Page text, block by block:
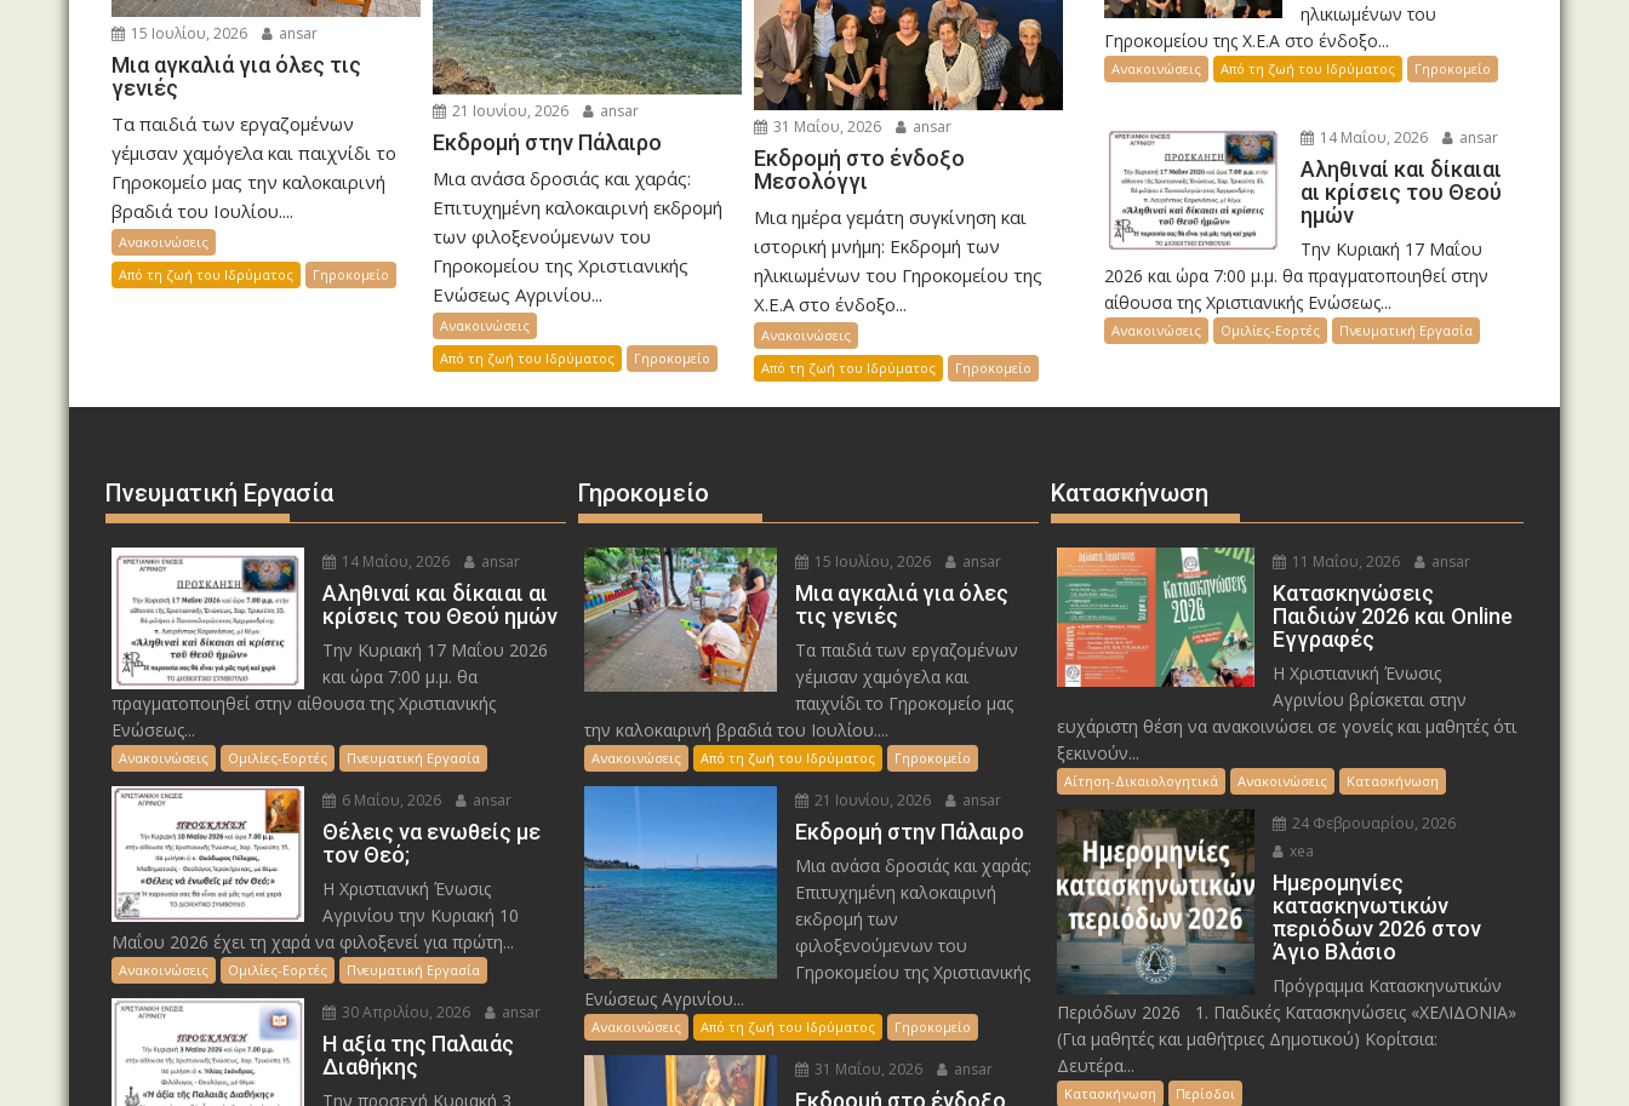
15 Ιουλίου, 2026 ansar
Μια αγκαλιά για όλες τις
γενιές
Τα παιδιά των εργαζομένων
γέμισαν χαμόγελα και παιχνίδι το
Γηροκομείο μας την καλοκαιρινή
βραδιά του Ιουλίου....
Ανακοινώσεις
Από τη ζωή του Ιδρύματος
Γηροκομείο
21 Ιουνίου, 2026 ansar
Εκδρομή στην Πάλαιρο
Μια ανάσα δροσιάς και χαράς:
Επιτυχημένη καλοκαιρινή εκδρομή
των φιλοξενούμενων του
Γηροκομείου της Χριστιανικής
Ενώσεως Αγρινίου...
Ανακοινώσεις
Από τη ζωή του Ιδρύματος
Γηροκομείο
31 Μαΐου, 2026 ansar
Εκδρομή στο ένδοξο
Μεσολόγγι
Μια ημέρα γεμάτη συγκίνηση και
ιστορική μνήμη: Εκδρομή των
ηλικιωμένων του Γηροκομείου της
Χ.Ε.Α στο ένδοξο...
Ανακοινώσεις
Από τη ζωή του Ιδρύματος
Γηροκομείο
ηλικιωμένων του
Γηροκομείου της Χ.Ε.Α στο ένδοξο...
Ανακοινώσεις Από τη ζωή του Ιδρύματος Γηροκομείο
14 Μαΐου, 2026 ansar
Αληθιναί και δίκαιαι
αι κρίσεις του Θεού
ημών
Την Κυριακή 17 Μαΐου
2026 και ώρα 7:00 μ.μ. θα πραγματοποιηθεί στην
αίθουσα της Χριστιανικής Ενώσεως...
Ανακοινώσεις Ομιλίες-Εορτές Πνευματική Εργασία
Πνευματική Εργασία
14 Μαΐου, 2026 ansar
Αληθιναί και δίκαιαι αι
κρίσεις του Θεού ημών
Την Κυριακή 17 Μαΐου 2026
και ώρα 7:00 μ.μ. θα
πραγματοποιηθεί στην αίθουσα της Χριστιανικής
Ενώσεως...
Ανακοινώσεις Ομιλίες-Εορτές Πνευματική Εργασία
6 Μαΐου, 2026 ansar
Θέλεις να ενωθείς με
τον Θεό;
Η Χριστιανική Ένωσις
Αγρινίου την Κυριακή 10
Μαΐου 2026 έχει τη χαρά να φιλοξενεί για πρώτη...
Ανακοινώσεις Ομιλίες-Εορτές Πνευματική Εργασία
30 Απριλίου, 2026 ansar
Η αξία της Παλαιάς
Διαθήκης
Την προσεχή Κυριακή 3
Γηροκομείο
15 Ιουλίου, 2026 ansar
Μια αγκαλιά για όλες
τις γενιές
Τα παιδιά των εργαζομένων
γέμισαν χαμόγελα και
παιχνίδι το Γηροκομείο μας
την καλοκαιρινή βραδιά του Ιουλίου....
Ανακοινώσεις Από τη ζωή του Ιδρύματος Γηροκομείο
21 Ιουνίου, 2026 ansar
Εκδρομή στην Πάλαιρο
Μια ανάσα δροσιάς και χαράς:
Επιτυχημένη καλοκαιρινή
εκδρομή των
φιλοξενούμενων του
Γηροκομείου της Χριστιανικής
Ενώσεως Αγρινίου...
Ανακοινώσεις Από τη ζωή του Ιδρύματος Γηροκομείο
31 Μαΐου, 2026 ansar
Εκδρομή στο ένδοξο
Κατασκήνωση
11 Μαΐου, 2026 ansar
Κατασκηνώσεις
Παιδιών 2026 και Online
Εγγραφές
Η Χριστιανική Ένωσις
Αγρινίου βρίσκεται στην
ευχάριστη θέση να ανακοινώσει σε γονείς και μαθητές ότι
ξεκινούν...
Αίτηση-Δικαιολογητικά Ανακοινώσεις Κατασκήνωση
24 Φεβρουαρίου, 2026
xea
Ημερομηνίες
κατασκηνωτικών
περιόδων 2026 στον
Άγιο Βλάσιο
Πρόγραμμα Κατασκηνωτικών
Περιόδων 2026 1. Παιδικές Κατασκηνώσεις «ΧΕΛΙΔΟΝΙΑ»
(Για μαθητές και μαθήτριες Δημοτικού) Κορίτσια:
Δευτέρα...
Κατασκήνωση Περίοδοι